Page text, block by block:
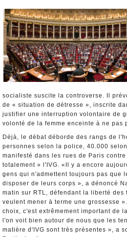
Elections européennes
Infos insolites
socialiste suscite la controverse. Il
de « situation de détresse », inscrite
justifier une interruption volontaire de
volonté de la femme enceinte à ne pas
Déjà, le débat déborde des rangs de
personnes selon la police, 40.000
manifesté dans les rues de Paris
totalement » l'IVG. «Il y a encore
gens qui n'admettent toujours pas que
disposer de leurs corps », a dénoncé
matin sur RTL, défendant la liberté
veulent mener à terme une grossesse
choix, c'est extrêmement important de
l'on voit bien autour de nous que les
matière d'IVG sont très présentes », a